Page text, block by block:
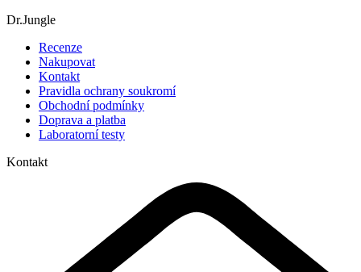
Dr.Jungle
Recenze
Nakupovat
Kontakt
Pravidla ochrany soukromí
Obchodní podmínky
Doprava a platba
Laboratorní testy
Kontakt